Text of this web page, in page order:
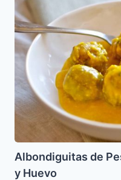
Pescado
con
Salsa
de
Limón
y
Huevo
Albondiguitas de
y Huevo